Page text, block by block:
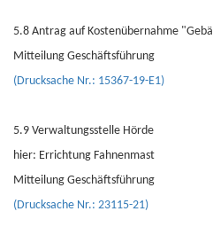
5.8 Antrag auf Kostenübernahme
Mitteilung Geschäftsführung
(Drucksache Nr.: 15367-19-E1)
5.9 Verwaltungsstelle Hörde
hier: Errichtung Fahnenmast
Mitteilung Geschäftsführung
(Drucksache Nr.: 23115-21)